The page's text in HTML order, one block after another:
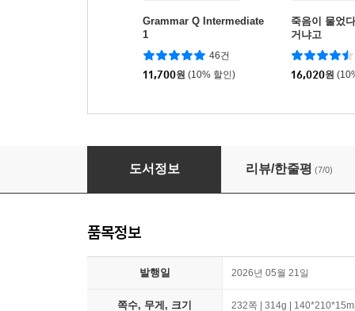
Grammar Q Intermediate
1
46건
11,700원 (10% 할인)
죽음이 물었
거냐고
16,020원
사르트르의 인생수업
도서정보 리뷰/한줄평 (7/0)
품목정보
발행일 2026년 05월 21일
쪽수, 무게, 크기 232쪽 | 314g |